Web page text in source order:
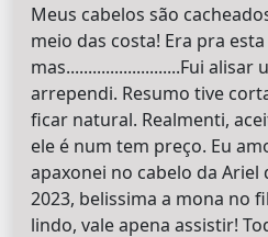
Meus cabelos são
meio das costa! Era pra
mas..........................Fui alisar
arrependi. Resumo tive
ficar natural. Realmenti,
ele é num tem preço. Eu
apaxonei no cabelo da Ariel
2023, belissima a mona no
lindo, vale apena assistir!